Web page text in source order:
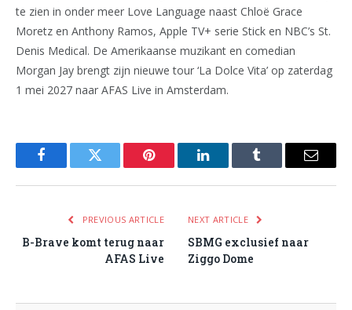
te zien in onder meer Love Language naast Chloë Grace
Moretz en Anthony Ramos, Apple TV+ serie Stick en NBC’s St.
Denis Medical. De Amerikaanse muzikant en comedian
Morgan Jay brengt zijn nieuwe tour ‘La Dolce Vita’ op zaterdag
1 mei 2027 naar AFAS Live in Amsterdam.
FacebookTwitter Pinterest LinkedInTumblr Email
PREVIOUS ARTICLE
B-Brave komt terug naar
AFAS Live
NEXT ARTICLE
SBMG exclusief naar
Ziggo Dome